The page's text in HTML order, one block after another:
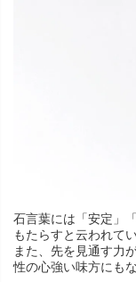
石言葉には「安定」
もたらすと云われてい
また、先を見通す力
性の心強い味方にも